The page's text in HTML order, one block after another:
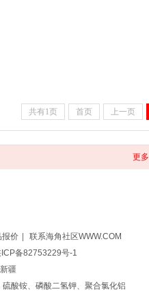
共有1页 首页 上一页
更多
报价
联系海角社区WWW.COM
备82753229号-1
新疆
硫酸铵、 磷酸二氢钾、 聚合氯化铝